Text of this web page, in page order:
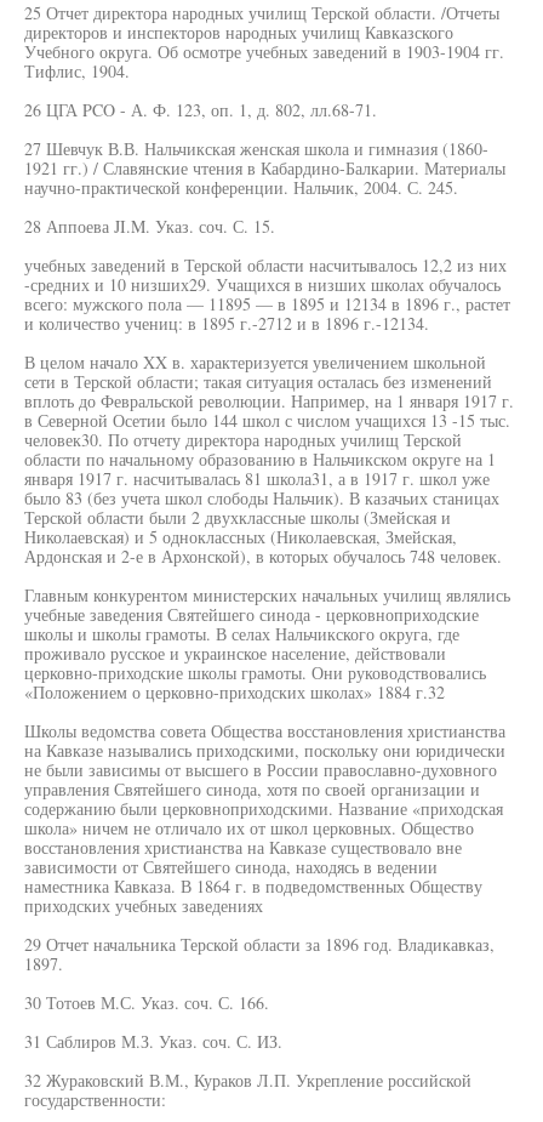
25 Отчет директора народных училищ Терской области. /Отчеты
директоров и инспекторов народных училищ Кавказского
Учебного округа. Об осмотре учебных заведений в 1903-1904 гг.
Тифлис, 1904.
26 ЦГА PCO - А. Ф. 123, оп. 1, д. 802, лл.68-71.
27 Шевчук В.В. Нальчикская женская школа и гимназия (1860-
1921 гг.) / Славянские чтения в Кабардино-Балкарии. Материалы
научно-практической конференции. Нальчик, 2004. С. 245.
28 Аппоева JI.M. Указ. соч. С. 15.
учебных заведений в Терской области насчитывалось 12,2 из них
-средних и 10 низших29. Учащихся в низших школах обучалось
всего: мужского пола — 11895 — в 1895 и 12134 в 1896 г., растет
и количество учениц: в 1895 г.-2712 и в 1896 г.-12134.
В целом начало XX в. характеризуется увеличением школьной
сети в Терской области; такая ситуация осталась без изменений
вплоть до Февральской революции. Например, на 1 января 1917 г.
в Северной Осетии было 144 школ с числом учащихся 13 -15 тыс.
человек30. По отчету директора народных училищ Терской
области по начальному образованию в Нальчикском округе на 1
января 1917 г. насчитывалась 81 школа31, а в 1917 г. школ уже
было 83 (без учета школ слободы Нальчик). В казачьих станицах
Терской области были 2 двухклассные школы (Змейская и
Николаевская) и 5 одноклассных (Николаевская, Змейская,
Ардонская и 2-е в Архонской), в которых обучалось 748 человек.
Главным конкурентом министерских начальных училищ являлись
учебные заведения Святейшего синода - церковноприходские
школы и школы грамоты. В селах Нальчикского округа, где
проживало русское и украинское население, действовали
церковно-приходские школы грамоты. Они руководствовались
«Положением о церковно-приходских школах» 1884 г.32
Школы ведомства совета Общества восстановления христианства
на Кавказе назывались приходскими, поскольку они юридически
не были зависимы от высшего в России православно-духовного
управления Святейшего синода, хотя по своей организации и
содержанию были церковноприходскими. Название «приходская
школа» ничем не отличало их от школ церковных. Общество
восстановления христианства на Кавказе существовало вне
зависимости от Святейшего синода, находясь в ведении
наместника Кавказа. В 1864 г. в подведомственных Обществу
приходских учебных заведениях
29 Отчет начальника Терской области за 1896 год. Владикавказ,
1897.
30 Тотоев М.С. Указ. соч. С. 166.
31 Саблиров М.З. Указ. соч. С. ИЗ.
32 Жураковский В.М., Кураков Л.П. Укрепление российской
государственности: